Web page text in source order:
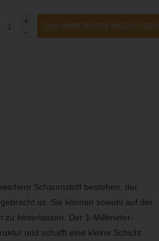
+
-
ZUM WARENKORB HINZUFÜGEN
Schaumstoff bestehen, der
ist. Sie können sowohl auf der
zu hinterlassen. Der 1-Millimeter-
und schafft eine kleine Schicht